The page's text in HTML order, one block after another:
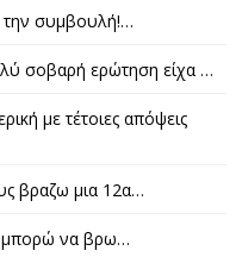
την συμβουλή!…
σοβαρή ερώτηση είχα …
με τέτοιες απόψεις
βραζω μια 12α…
μπορώ να βρω…